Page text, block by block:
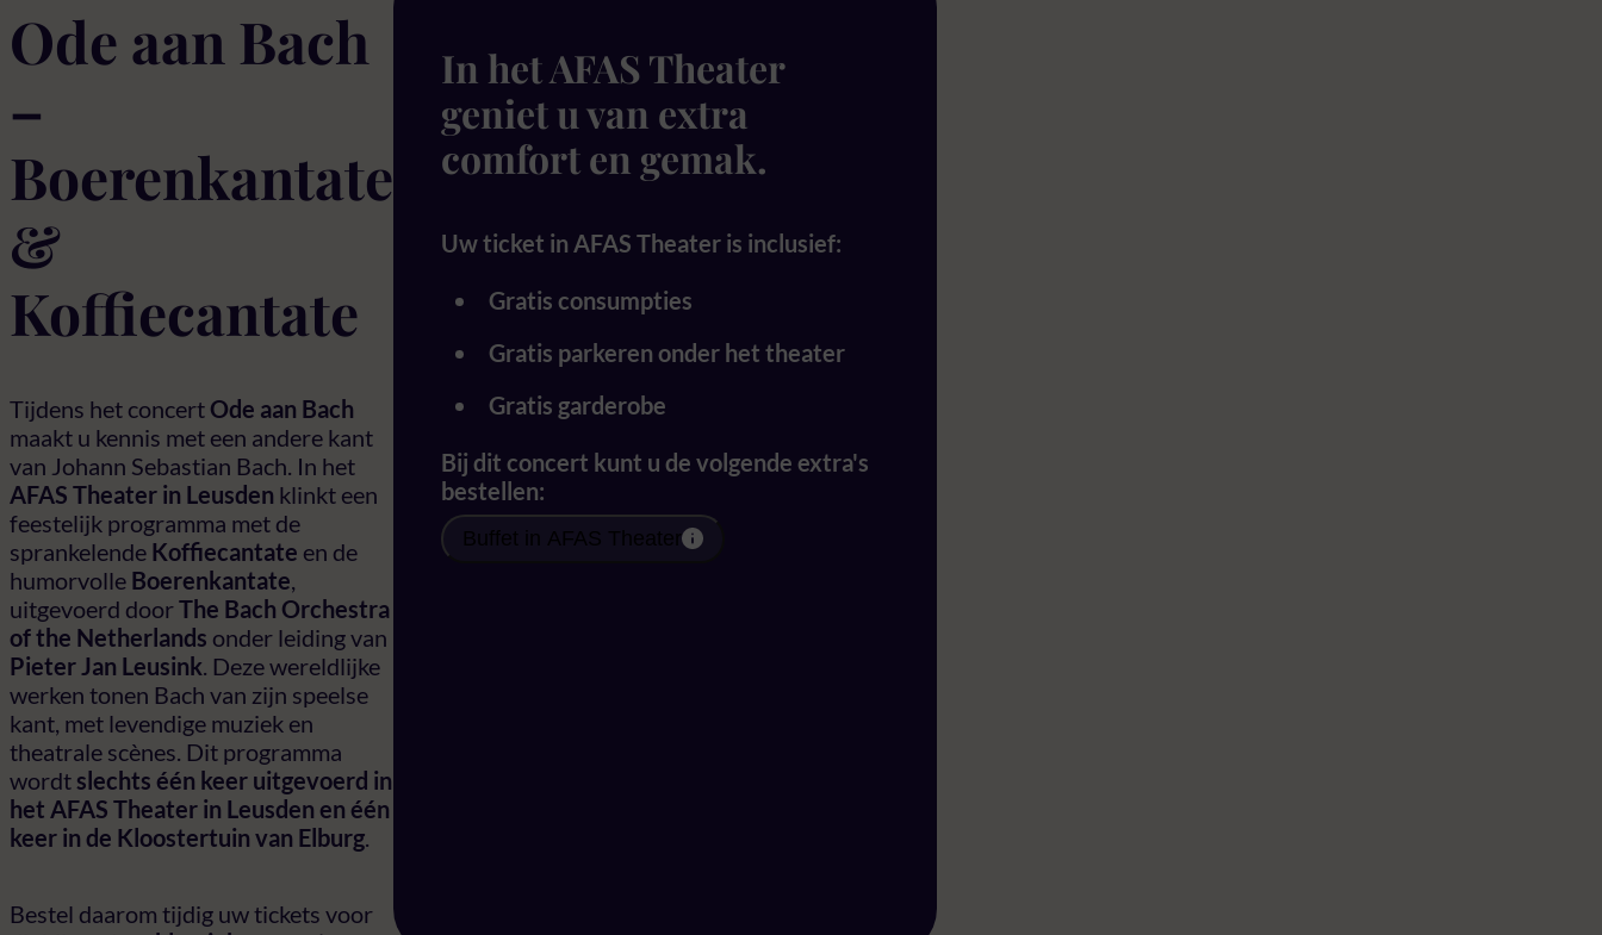
Ode aan Bach
–
Boerenkantate
&
Koffiecantate
Tijdens het concert Ode aan Bach
maakt u kennis met een andere kant
van Johann Sebastian Bach. In het
AFAS Theater in Leusden klinkt een
feestelijk programma met de
sprankelende Koffiecantate en de
humorvolle Boerenkantate,
uitgevoerd doorThe Bach Orchestra
of the Netherlands onder leiding van
Pieter Jan Leusink. Deze wereldlijke
werken tonen Bach van zijn speelse
kant, met levendige muziek en
theatrale scènes. Dit programma
wordtslechts één keer uitgevoerd in
het AFAS Theater in Leusden en één
keer in de Kloostertuin van Elburg.
Bestel daarom tijdig uw tickets voor
In het AFAS Theater
geniet u van extra
comfort en gemak.
Uw ticket in AFAS Theater is inclusief:
Gratis consumpties
Gratis parkeren onder het theater
Gratis garderobe
Bij dit concert kunt u de volgende extra's
bestellen:
Buffet in AFAS Theater